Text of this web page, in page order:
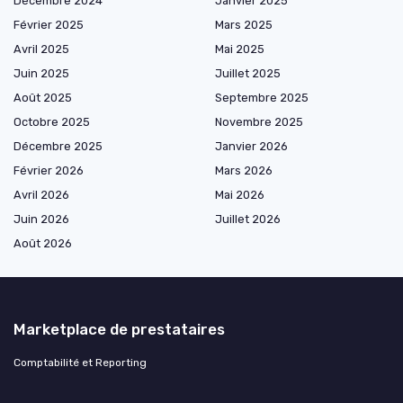
Février 2025
Mars 2025
Avril 2025
Mai 2025
Juin 2025
Juillet 2025
Août 2025
Septembre 2025
Octobre 2025
Novembre 2025
Décembre 2025
Janvier 2026
Février 2026
Mars 2026
Avril 2026
Mai 2026
Juin 2026
Juillet 2026
Août 2026
Marketplace de prestataires
Comptabilité et Reporting